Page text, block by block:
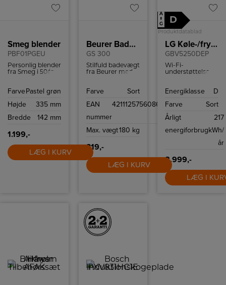
Smeg blender
PBF01PGEU
Personlig blender
fra Smeg i 50ér
to hastigheder.
FarvePastel grøn
Højde
335 mm
Bredde
142 mm
1.199,-
LÆG I KURV
Beurer Badevægt
GS 300
Stilfuld badevægt
fra Beurer med
silikoneoverflade
vægtkapacitet på
Farve
Sort
EAN
nummer
4211125756086
Max. vægt180 kg
319,-
LÆG I KURV
A
↑
G
D
Produktdatablad
LG Køle-/fryseskab
GBV5250DEP
Wi-Fi-
understøttelse,
smartphone og
kan du fjernstyre
så dit kabinet er
behov.
Energiklasse
D
Farve
Sort
Årligt
energiforbrug
217
kWh/
år
8.999,-
LÆG I